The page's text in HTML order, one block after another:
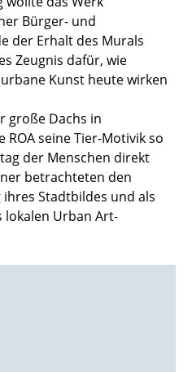
Bürger- und
der Erhalt des Murals
Zeugnis dafür, wie
Kunst heute wirken
große Dachs in
ROA seine Tier-Motivik so
der Menschen direkt
betrachteten den
Stadtbildes und als
lokalen Urban Art-